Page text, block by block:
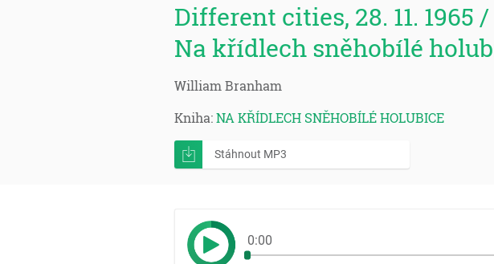
Different cities, 28. 11. 1965 /
Na křídlech sněhobílé
William Branham
Kniha:NA KŘÍDLECH SNĚHOBÍLÉ HOLUBICE
Stáhnout MP3
0:00